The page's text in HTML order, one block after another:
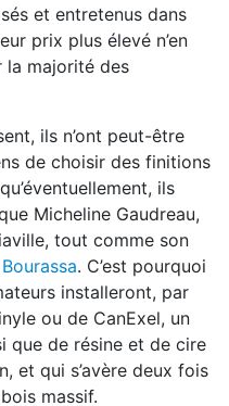
et entretenus dans
prix plus élevé n’en
la majorité des
ils n’ont peut-être
de choisir des finitions
ils
Micheline Gaudreau,
tout comme son
. C’est pourquoi
installeront, par
ou de CanExel, un
que de résine et de cire
et qui s’avère deux fois
massif.